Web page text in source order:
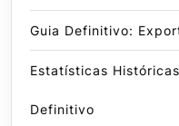
Guia Definitivo:
Estatísticas
Definitivo